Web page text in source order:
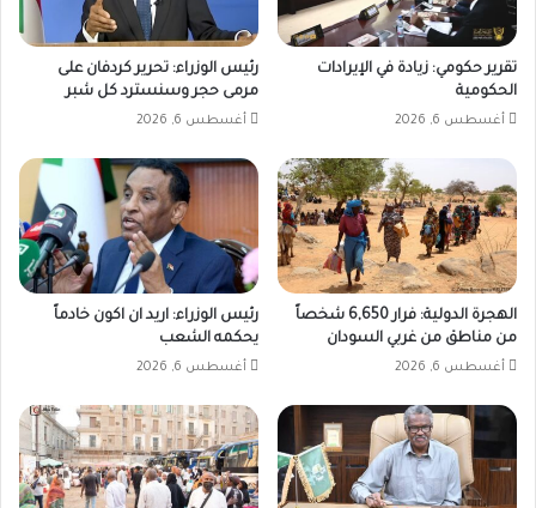
تقرير حكومي: زيادة في الإيرادات
الحكومية
أغسطس 6, 2026
رئيس الوزراء: تحرير كردفان على
مرمى حجر وسنسترد كل شبر
أغسطس 6, 2026
الهجرة الدولية: فرار 6,650 شخصاً
من مناطق من غربي السودان
أغسطس 6, 2026
رئيس الوزراء: اريد ان اكون خادماً
يحكمه الشعب
أغسطس 6, 2026